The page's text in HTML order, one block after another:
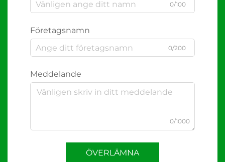
0/100
Företagsnamn
0/200
Meddelande
0/1000
ÖVERLÄMNA